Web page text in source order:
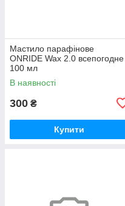
Мастило парафінове
ONRIDE Wax 2.0 всепогодне
100 мл
В наявності
300 ₴
Купити